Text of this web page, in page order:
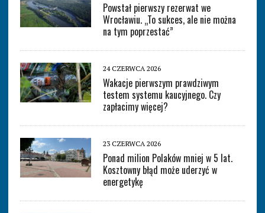
Powstał pierwszy rezerwat we
Wrocławiu. „To sukces, ale nie można
na tym poprzestać”
24 CZERWCA 2026
Wakacje pierwszym prawdziwym
testem systemu kaucyjnego. Czy
zapłacimy więcej?
23 CZERWCA 2026
Ponad milion Polaków mniej w 5 lat.
Kosztowny błąd może uderzyć w
energetykę